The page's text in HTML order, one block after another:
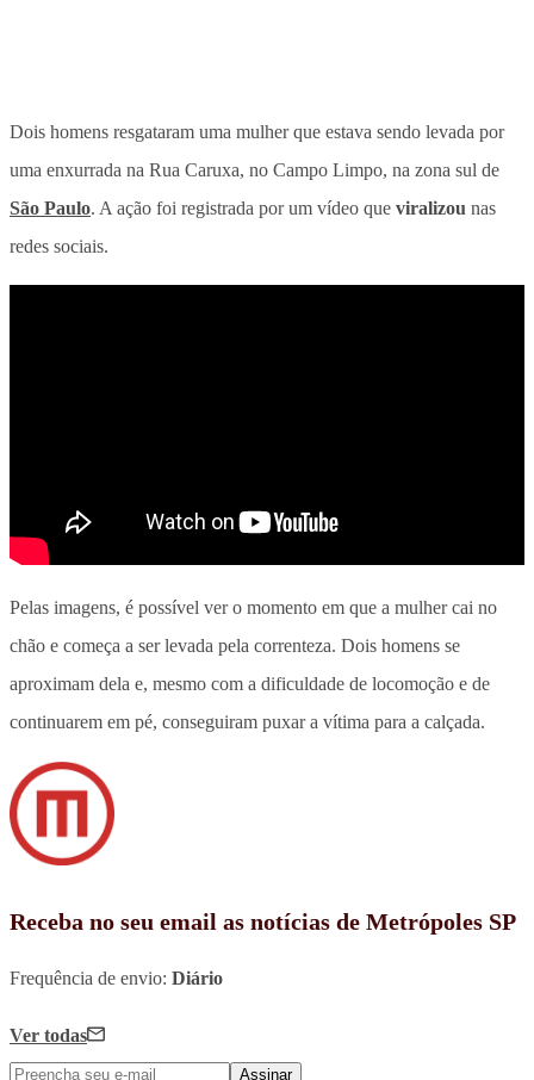
Dois homens resgataram uma mulher que estava sendo levada por
uma enxurrada na Rua Caruxa, no Campo Limpo, na zona sul de
São Paulo. A ação foi registrada por um vídeo que viralizou nas
redes sociais.
Pelas imagens, é possível ver o momento em que a mulher cai no
chão e começa a ser levada pela correnteza. Dois homens se
aproximam dela e, mesmo com a dificuldade de locomoção e de
continuarem em pé, conseguiram puxar a vítima para a calçada.
Receba no seu email as notícias de Metrópoles SP
Frequência de envio: Diário
Ver todas
Assinar